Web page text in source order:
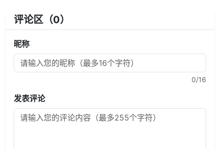
评论区（0）
昵称
0/16
发表评论